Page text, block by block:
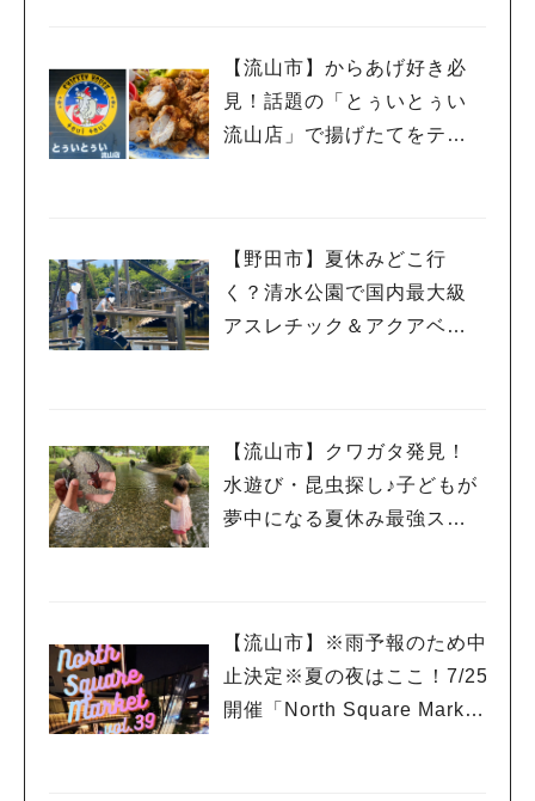
【流山市】からあげ好き必
見！話題の「とぅいとぅい
流山店」で揚げたてをテイ
【野田市】夏休みどこ行
く？清水公園で国内最大級
アスレチック＆アクアベン
【流山市】クワガタ発見！
水遊び・昆虫探し♪子どもが
夢中になる夏休み最強スポ
【流山市】※雨予報のため中
止決定※夏の夜はここ！7/25
開催「North Square Marke